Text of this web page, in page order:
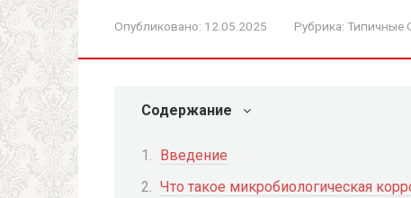
Опубликовано: 12.05.2025 Рубрика: Типичные
Содержание
Введение
Что такое микробиологическая